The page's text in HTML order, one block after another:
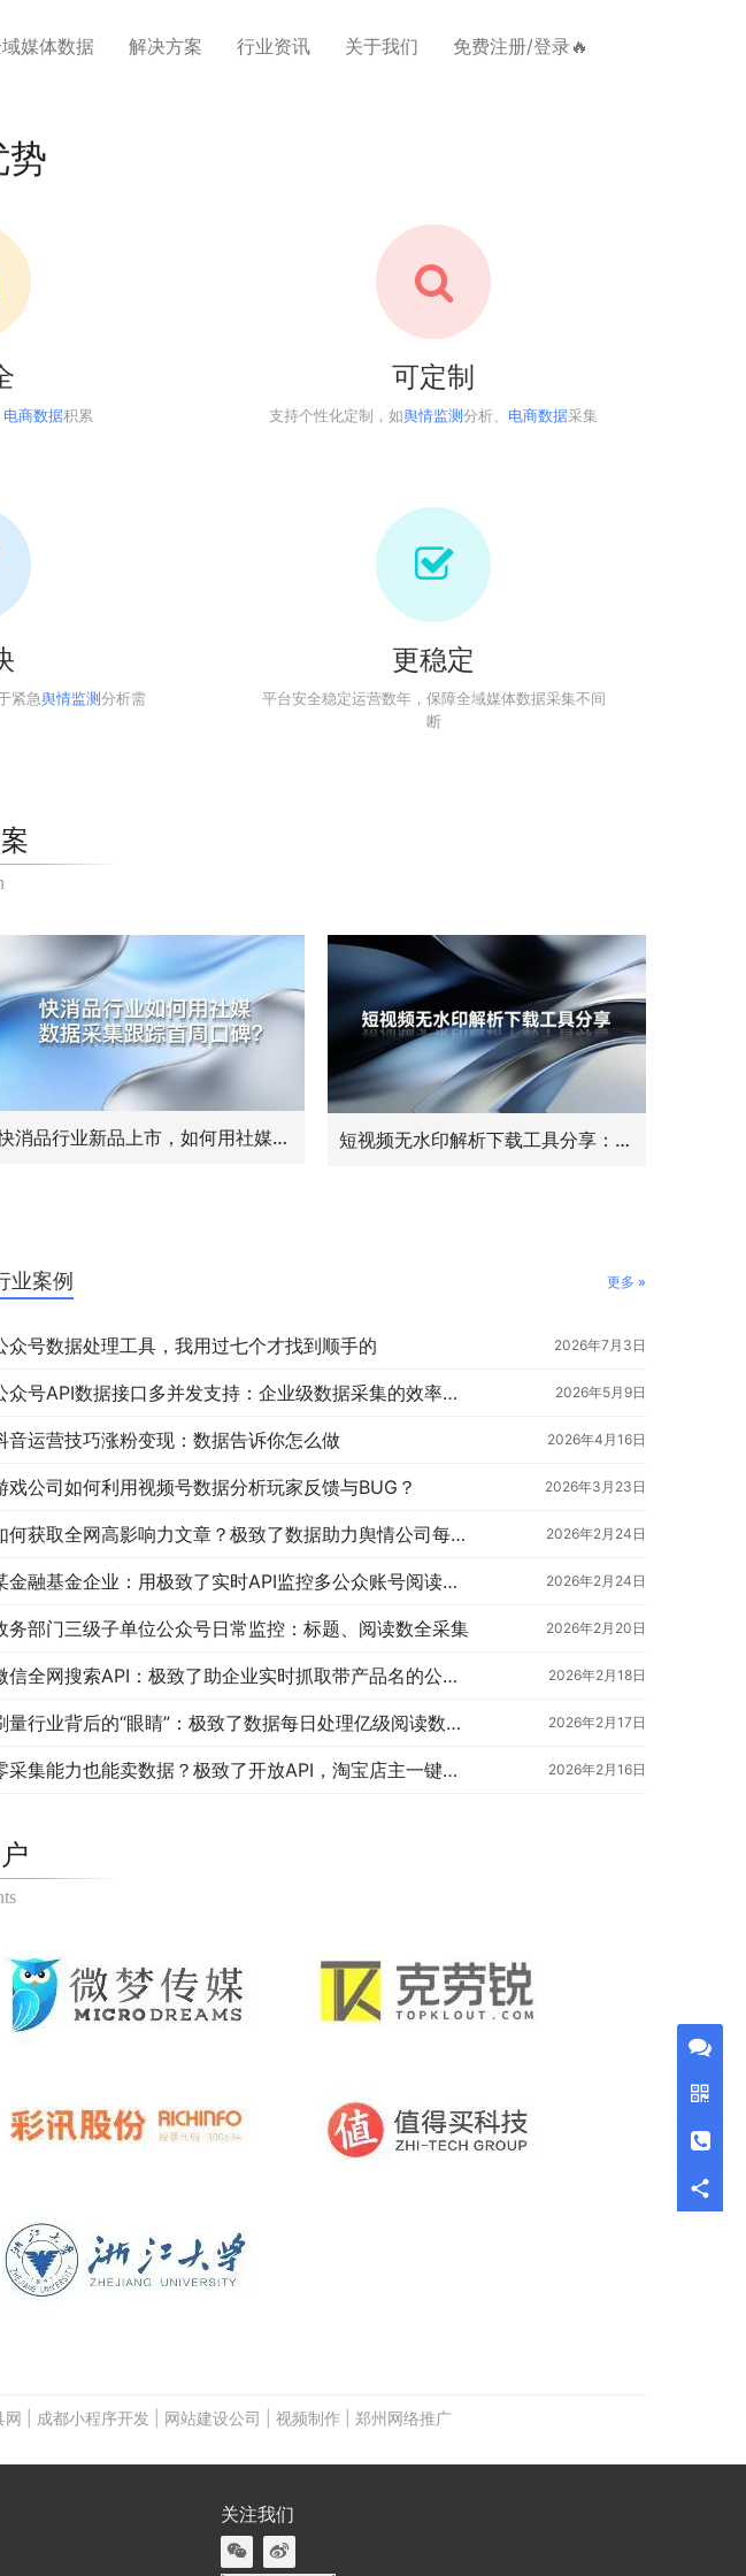
媒体数据 解决方案 行业资讯 关于我们 免费注册/登录🔥
势
电商数据积累
可定制
支持个性化定制，如舆情监测分析、 电商数据采集
紧急舆情监测分析需
更稳定
平台安全稳定运营数年，保障全域媒体数据采集不间
断
快消品行业新品上市，如何用社媒数据采集跟踪首周口碑？ 短视频无水印解析下载工具分享：运营必备的素材自由指南
更多 »
业案例
众号数据处理工具，我用过七个才找到顺手的 2026年7月3日
公众号API数据接口多并发支持：企业级数据采集的效率关键 2026年5月9日
音运营技巧涨粉变现：数据告诉你怎么做 2026年4月16日
戏公司如何利用视频号数据分析玩家反馈与BUG？ 2026年3月23日
如何获取全网高影响力文章？极致了数据助力舆情公司每日推送 2026年2月24日
某金融基金企业：用极致了实时API监控多公众账号阅读互动数 2026年2月24日
务部门三级子单位公众号日常监控：标题、阅读数全采集 2026年2月20日
微信全网搜索API：极致了助企业实时抓取带产品名的公众号文章 2026年2月18日
刷量行业背后的“眼睛”：极致了数据每日处理亿级阅读数调用 2026年2月17日
零采集能力也能卖数据？极致了开放API，淘宝店主一键下载公众号文章 2026年2月16日
网 成都小程序开发 网站建设公司 视频制作 郑州网络推广
关注我们